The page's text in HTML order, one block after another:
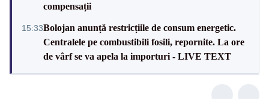
compensații
15:33Bolojan anunță restricțiile de consum energetic.
Centralele pe combustibili fosili, repornite. La ore
de vârf se va apela la importuri - LIVE TEXT